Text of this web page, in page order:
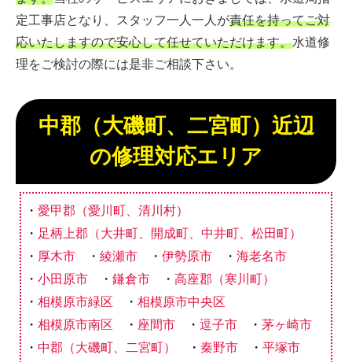
定工事店となり、スタッフ一人一人が責任を持ってご対
応いたしますので安心して任せていただけます。水道修
理をご検討の際には是非ご相談下さい。
中郡（大磯町、二宮町）近辺
の修理対応エリア
愛甲郡（愛川町、清川村）
足柄上郡（大井町、開成町、中井町、松田町）
厚木市
綾瀬市 伊勢原市
海老名市
小田原市
鎌倉市
高座郡（寒川町）
相模原市緑区
相模原市中央区
相模原市南区
座間市 逗子市
茅ヶ崎市
中郡（大磯町、二宮町）
秦野市
平塚市